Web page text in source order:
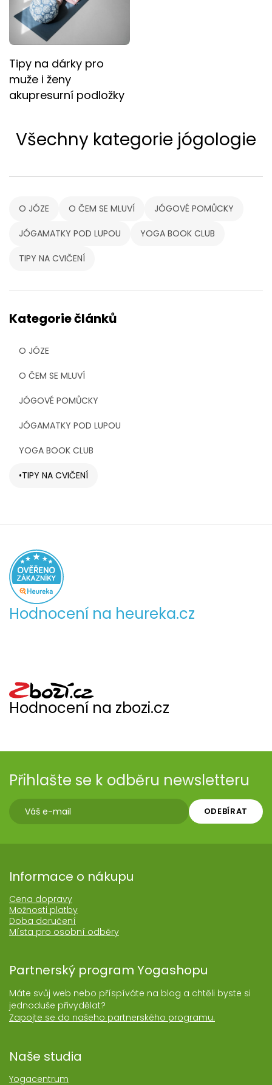
Kategorie článků
O JÓZE
O ČEM SE MLUVÍ
JÓGOVÉ POMŮCKY
JÓGAMATKY POD LUPOU
YOGA BOOK CLUB
TIPY NA CVIČENÍ
Tipy na dárky pro
muže i ženy
akupresurní podložky
Všechny kategorie jógologie
O JÓZE O ČEM SE MLUVÍ JÓGOVÉ POMŮCKY
JÓGAMATKY POD LUPOU YOGA BOOK CLUB
TIPY NA CVIČENÍ
Hodnocení na heureka.cz
Hodnocení na zbozi.cz
Přihlašte se k odběru newsletteru
ODEBÍRAT
Informace o nákupu
Cena dopravy
Možnosti platby
Doba doručení
Místa pro osobní odběry
Partnerský program Yogashopu
Máte svůj web nebo příspíváte na blog a chtěli byste si
jednoduše přivydělat?
Zapojte se do našeho partnerského programu.
Naše studia
Yogacentrum